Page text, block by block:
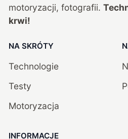
motoryzacji, fotografii.
krwi!
NA SKRÓTY
Technologie
Testy
Motoryzacja
INFORMACJE